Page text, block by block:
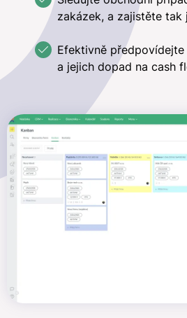
zakázek, a zajistěte tak
Efektivně
a jejich dopad na cash